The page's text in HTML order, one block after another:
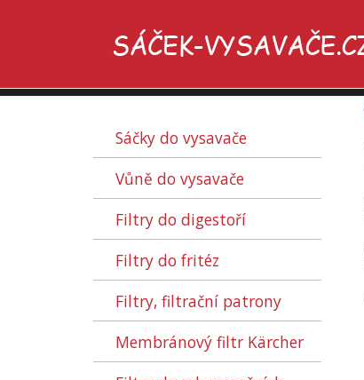
Sáčky do vysavače
Vůně do vysavače
Filtry do digestoří
Filtry do fritéz
Filtry, filtrační patrony
Membránový filtr Kärcher